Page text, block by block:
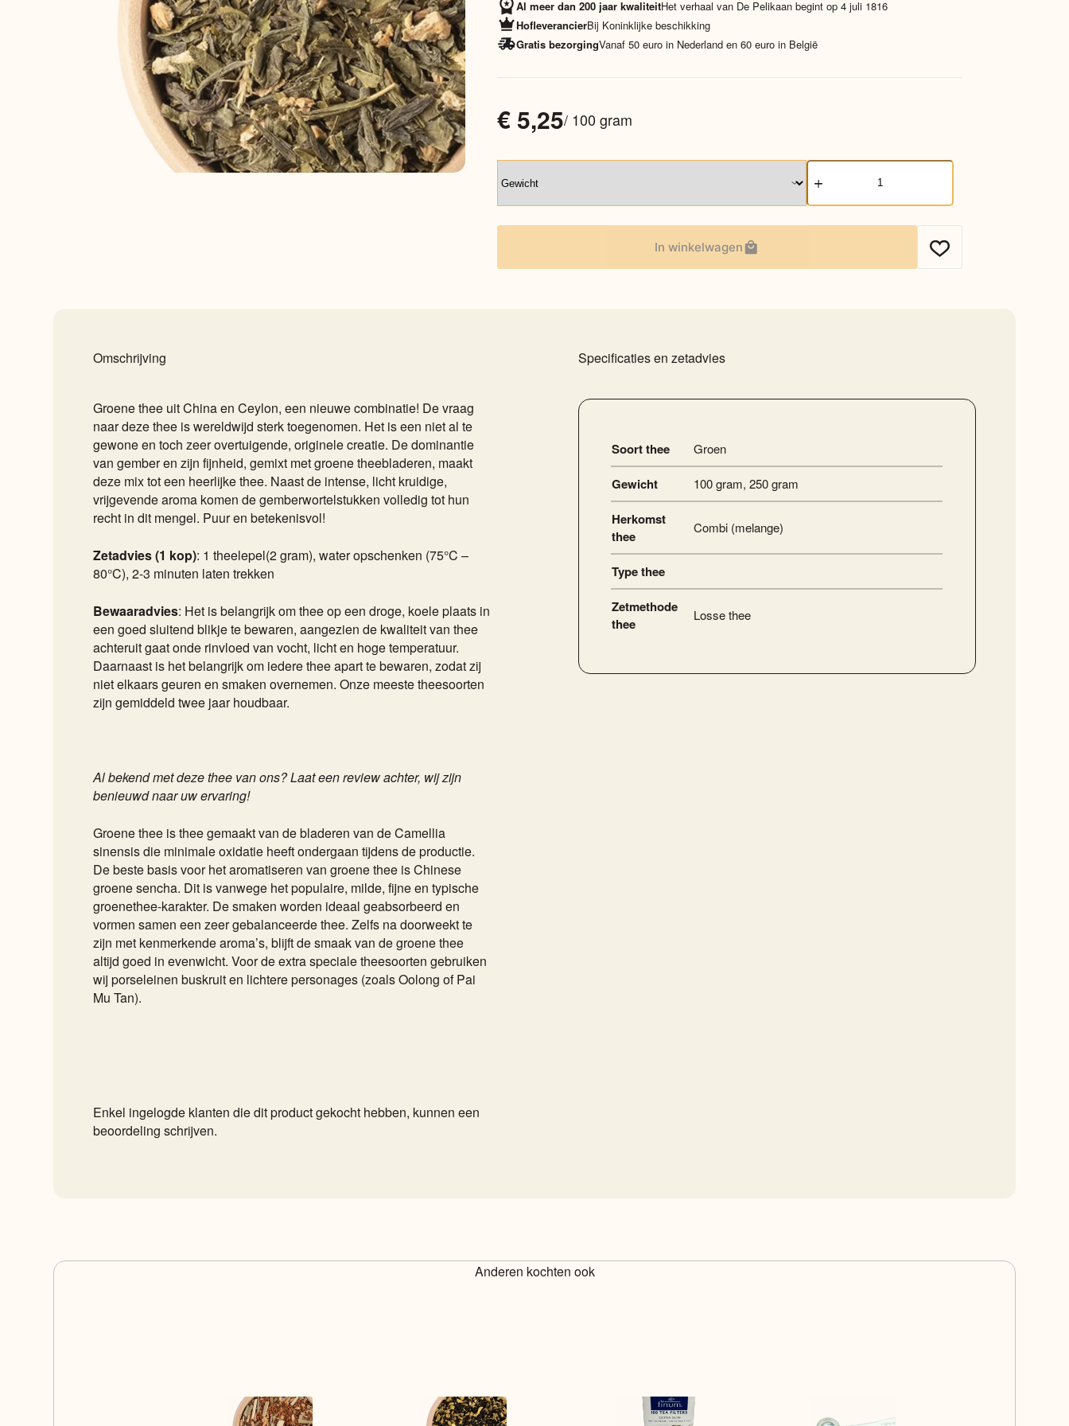
Al meer dan 200 jaar kwaliteitHet verhaal van De Pelikaan begint op 4 juli 1816
HofleverancierBij Koninklijke beschikking
Gratis bezorgingVanaf 50 euro in Nederland en 60 euro in België
€5,25/ 100 gram
Sencha
Gember
aantal
In winkelwagen
Omschrijving
Groene thee uit China en Ceylon, een nieuwe combinatie! De vraag
naar deze thee is wereldwijd sterk toegenomen. Het is een niet al te
gewone en toch zeer overtuigende, originele creatie. De dominantie
van gember en zijn fijnheid, gemixt met groene theebladeren, maakt
deze mix tot een heerlijke thee. Naast de intense, licht kruidige,
vrijgevende aroma komen de gemberwortelstukken volledig tot hun
recht in dit mengel. Puur en betekenisvol!
Zetadvies (1 kop): 1 theelepel(2 gram), water opschenken (75°C –
80°C), 2-3 minuten laten trekken
Bewaaradvies: Het is belangrijk om thee op een droge, koele plaats in
een goed sluitend blikje te bewaren, aangezien de kwaliteit van thee
achteruit gaat onde rinvloed van vocht, licht en hoge temperatuur.
Daarnaast is het belangrijk om iedere thee apart te bewaren, zodat zij
niet elkaars geuren en smaken overnemen. Onze meeste theesoorten
zijn gemiddeld twee jaar houdbaar.
Al bekend met deze thee van ons? Laat een review achter, wij zijn
benieuwd naar uw ervaring!
Groene thee is thee gemaakt van de bladeren van de Camellia
sinensis die minimale oxidatie heeft ondergaan tijdens de productie.
De beste basis voor het aromatiseren van groene thee is Chinese
groene sencha. Dit is vanwege het populaire, milde, fijne en typische
groenethee-karakter. De smaken worden ideaal geabsorbeerd en
vormen samen een zeer gebalanceerde thee. Zelfs na doorweekt te
zijn met kenmerkende aroma’s, blijft de smaak van de groene thee
altijd goed in evenwicht. Voor de extra speciale theesoorten gebruiken
wij porseleinen buskruit en lichtere personages (zoals Oolong of Pai
Mu Tan).
Enkel ingelogde klanten die dit product gekocht hebben, kunnen een
beoordeling schrijven.
Specificaties en zetadvies
Soort thee Groen
Gewicht 100 gram,250 gram
Herkomst
thee
Combi (melange)
Type thee
Zetmethode
thee
Losse thee
Anderen kochten ook